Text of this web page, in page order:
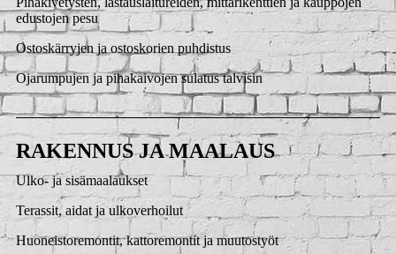
edustojen pesu
Ostoskärryjen ja ostoskorien puhdistus
Ojarumpujen ja pihakaivojen sulatus talvisin
RAKENNUS JA MAALAUS
Ulko- ja sisämaalaukset
Terassit, aidat ja ulkoverhoilut
Huoneistoremontit, kattoremontit ja muutostyöt